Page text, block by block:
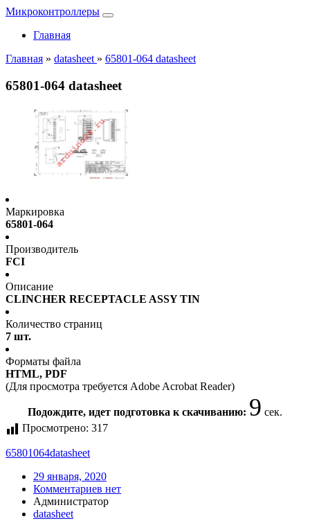
Микроконтроллеры
Главная
Главная » datasheet » 65801-064 datasheet
65801-064 datasheet
Маркировка
65801-064
Производитель
FCI
Описание
CLINCHER RECEPTACLE ASSY TIN
Количество страниц
7 шт.
Форматы файла
HTML, PDF
(Для просмотра требуется Adobe Acrobat Reader)
Подождите, идет подготовка к скачиванию: 9 сек.
Просмотрено: 317
65801064datasheet
29 января, 2020
Комментариев нет
Администратор
datasheet